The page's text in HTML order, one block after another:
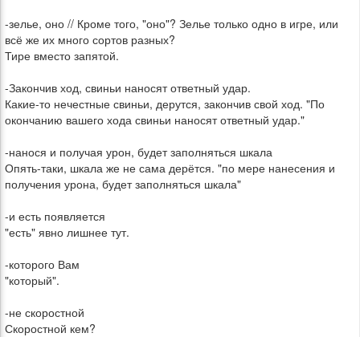
-зелье, оно // Кроме того, "оно"? Зелье только одно в игре, или
всё же их много сортов разных?
Тире вместо запятой.
-Закончив ход, свиньи наносят ответный удар.
Какие-то нечестные свиньи, дерутся, закончив свой ход. "По
окончанию вашего хода свиньи наносят ответный удар."
-нанося и получая урон, будет заполняться шкала
Опять-таки, шкала же не сама дерётся. "по мере нанесения и
получения урона, будет заполняться шкала"
-и есть появляется
"есть" явно лишнее тут.
-которого Вам
"который".
-не скоростной
Скоростной кем?